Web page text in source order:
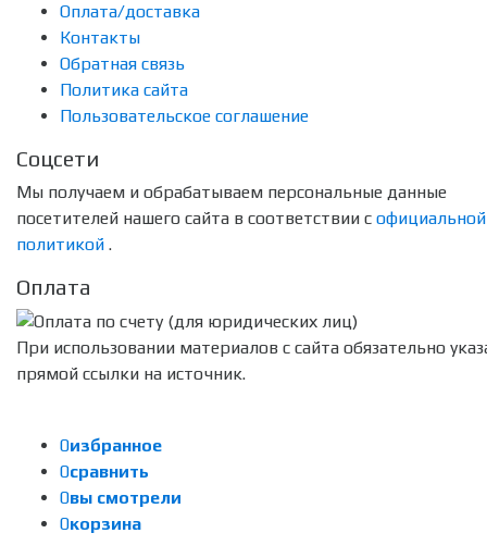
Оплата/доставка
Контакты
Обратная связь
Политика сайта
Пользовательское соглашение
Соцсети
Мы получаем и обрабатываем персональные данные
посетителей нашего сайта в соответствии с официальной
политикой .
Оплата
При использовании материалов с сайта обязательно
прямой ссылки на источник.
0избранное
0сравнить
0вы смотрели
0корзина